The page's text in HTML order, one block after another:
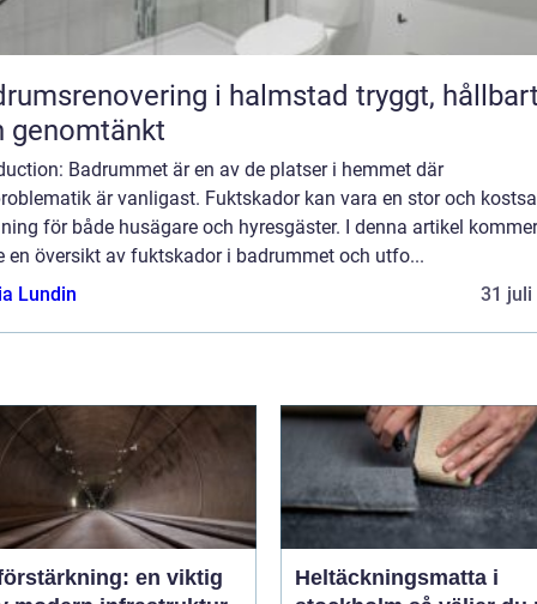
i halmstad tryggt, hållbart
genomtänkt
Badrummet är en av de platser i hemmet där
är vanligast. Fuktskador kan vara en stor och
för både husägare och hyresgäster. I denna artikel
en översikt av fuktskador i badrummet och utfo...
Lundin
31 juli
en viktig
Heltäckningsmatta i